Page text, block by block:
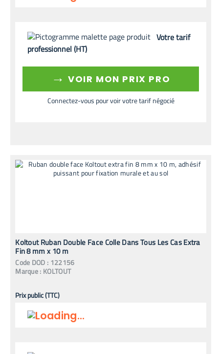
Votre tarif
professionnel (HT)
→ VOIR MON PRIX PRO
Connectez-vous pour voir votre tarif négocié
Koltout Ruban Double Face Colle Dans Tous Les Cas Extra
Fin 8 mm x 10 m
Code DOD : 122156
Marque : KOLTOUT
Prix public (TTC)